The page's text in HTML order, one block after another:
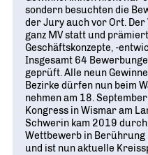
sondern besuchten die
der Jury auch vor Ort.
ganz MV statt und
Geschäftskonzepte, -
Insgesamt 64
geprüft. Alle neun
Bezirke dürfen nun beim
nehmen am 18.
Kongress in Wismar am
Schwerin kam 2019
Wettbewerb in
und ist nun aktuelle